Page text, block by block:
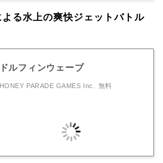
る水上の爽快ジェットバトル
ドルフィンウェーブ
HONEY PARADE GAMES Inc. 無料